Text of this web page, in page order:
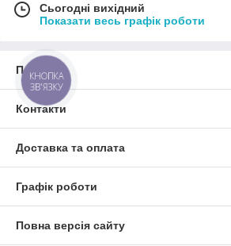
Сьогодні вихідний
Показати весь графік роботи
Про нас
Контакти
Доставка та оплата
Графік роботи
Повна версія сайту
КНОПКА
ЗВ'ЯЗКУ